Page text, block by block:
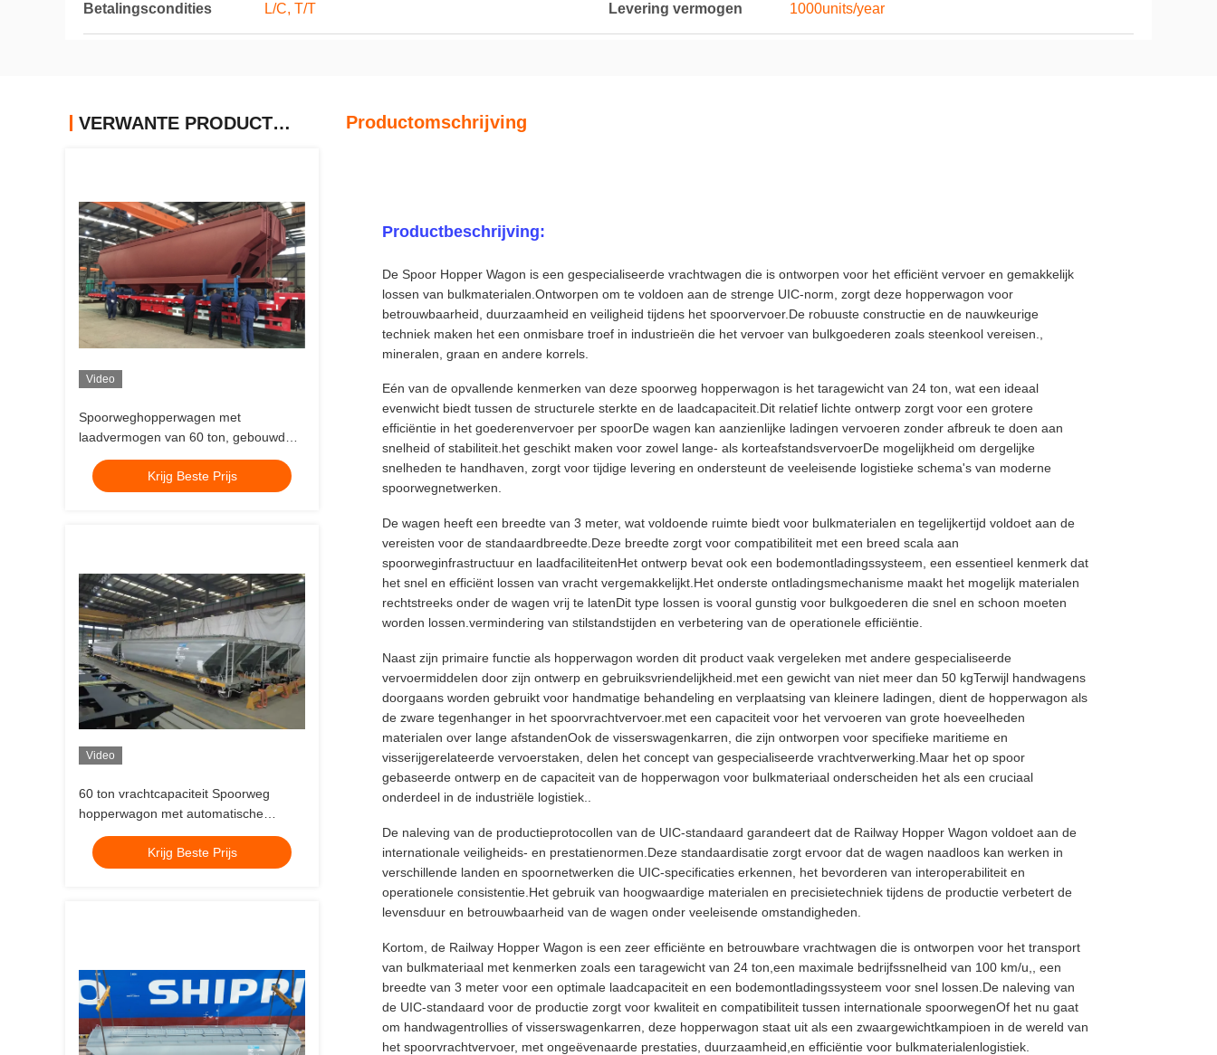
Betalingscondities L/C, T/T Levering vermogen 1000units/year
VERWANTE PRODUCTEN
Video
Spoorweghopperwagen met
laadvermogen van 60 ton, gebouwd
volgens UIC- of AAR-normen, inclusief
standaard AAR- of TB-remtype, dat de
levering van bulklading garandeert
Krijg Beste Prijs
Video
60 ton vrachtcapaciteit Spoorweg
hopperwagon met automatische
koppeling en bodemontlading voor
bulkgoederenvervoer
Krijg Beste Prijs
Productomschrijving
Productbeschrijving:
De Spoor Hopper Wagon is een gespecialiseerde vrachtwagen die is ontworpen voor het efficiënt vervoer en gemakkelijk
lossen van bulkmaterialen.Ontworpen om te voldoen aan de strenge UIC-norm, zorgt deze hopperwagon voor
betrouwbaarheid, duurzaamheid en veiligheid tijdens het spoorvervoer.De robuuste constructie en de nauwkeurige
techniek maken het een onmisbare troef in industrieën die het vervoer van bulkgoederen zoals steenkool vereisen.,
mineralen, graan en andere korrels.
Eén van de opvallende kenmerken van deze spoorweg hopperwagon is het taragewicht van 24 ton, wat een ideaal
evenwicht biedt tussen de structurele sterkte en de laadcapaciteit.Dit relatief lichte ontwerp zorgt voor een grotere
efficiëntie in het goederenvervoer per spoorDe wagen kan aanzienlijke ladingen vervoeren zonder afbreuk te doen aan
snelheid of stabiliteit.het geschikt maken voor zowel lange- als korteafstandsvervoerDe mogelijkheid om dergelijke
snelheden te handhaven, zorgt voor tijdige levering en ondersteunt de veeleisende logistieke schema's van moderne
spoorwegnetwerken.
De wagen heeft een breedte van 3 meter, wat voldoende ruimte biedt voor bulkmaterialen en tegelijkertijd voldoet aan de
vereisten voor de standaardbreedte.Deze breedte zorgt voor compatibiliteit met een breed scala aan
spoorweginfrastructuur en laadfaciliteitenHet ontwerp bevat ook een bodemontladingssysteem, een essentieel kenmerk dat
het snel en efficiënt lossen van vracht vergemakkelijkt.Het onderste ontladingsmechanisme maakt het mogelijk materialen
rechtstreeks onder de wagen vrij te latenDit type lossen is vooral gunstig voor bulkgoederen die snel en schoon moeten
worden lossen.vermindering van stilstandstijden en verbetering van de operationele efficiëntie.
Naast zijn primaire functie als hopperwagon worden dit product vaak vergeleken met andere gespecialiseerde
vervoermiddelen door zijn ontwerp en gebruiksvriendelijkheid.met een gewicht van niet meer dan 50 kgTerwijl handwagens
doorgaans worden gebruikt voor handmatige behandeling en verplaatsing van kleinere ladingen, dient de hopperwagon als
de zware tegenhanger in het spoorvrachtvervoer.met een capaciteit voor het vervoeren van grote hoeveelheden
materialen over lange afstandenOok de visserswagenkarren, die zijn ontworpen voor specifieke maritieme en
visserijgerelateerde vervoerstaken, delen het concept van gespecialiseerde vrachtverwerking.Maar het op spoor
gebaseerde ontwerp en de capaciteit van de hopperwagon voor bulkmateriaal onderscheiden het als een cruciaal
onderdeel in de industriële logistiek..
De naleving van de productieprotocollen van de UIC-standaard garandeert dat de Railway Hopper Wagon voldoet aan de
internationale veiligheids- en prestatienormen.Deze standaardisatie zorgt ervoor dat de wagen naadloos kan werken in
verschillende landen en spoornetwerken die UIC-specificaties erkennen, het bevorderen van interoperabiliteit en
operationele consistentie.Het gebruik van hoogwaardige materialen en precisietechniek tijdens de productie verbetert de
levensduur en betrouwbaarheid van de wagen onder veeleisende omstandigheden.
Kortom, de Railway Hopper Wagon is een zeer efficiënte en betrouwbare vrachtwagen die is ontworpen voor het transport
van bulkmateriaal met kenmerken zoals een taragewicht van 24 ton,een maximale bedrijfssnelheid van 100 km/u,, een
breedte van 3 meter voor een optimale laadcapaciteit en een bodemontladingssysteem voor snel lossen.De naleving van
de UIC-standaard voor de productie zorgt voor kwaliteit en compatibiliteit tussen internationale spoorwegenOf het nu gaat
om handwagentrollies of visserswagenkarren, deze hopperwagon staat uit als een zwaargewichtkampioen in de wereld van
het spoorvrachtvervoer, met ongeëvenaarde prestaties, duurzaamheid,en efficiëntie voor bulkmaterialenlogistiek.